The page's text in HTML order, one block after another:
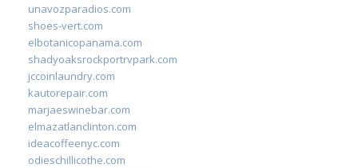
unavozparadios.com
shoes-vert.com
elbotanicopanama.com
shadyoaksrockportrvpark.com
jccoinlaundry.com
kautorepair.com
marjaeswinebar.com
elmazatlanclinton.com
ideacoffeenyc.com
odieschillicothe.com